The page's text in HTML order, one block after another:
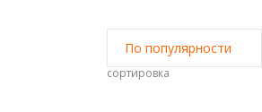
По популярности
сортировка